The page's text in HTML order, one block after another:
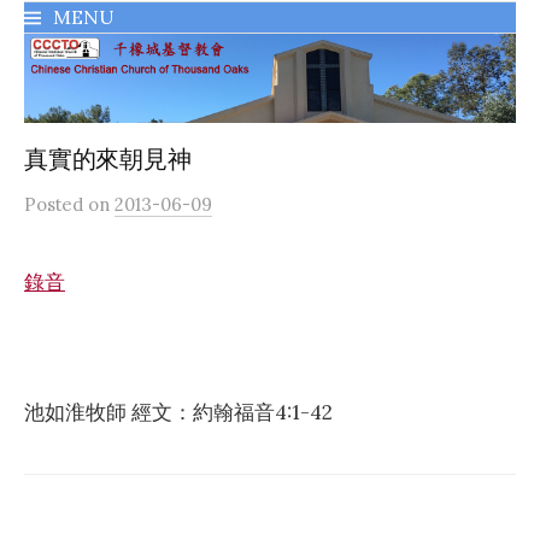
MENU
真實的來朝見神
Posted on 2013-06-09
錄音
池如淮牧師 經文：約翰福音4:1-42